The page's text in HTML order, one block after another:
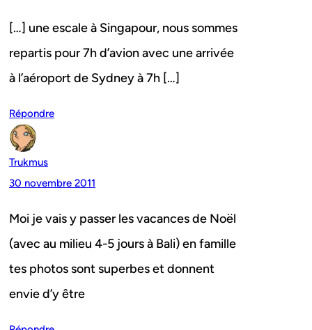
[…] une escale à Singapour, nous sommes
repartis pour 7h d’avion avec une arrivée
à l’aéroport de Sydney à 7h […]
Répondre
Trukmus
30 novembre 2011
Moi je vais y passer les vacances de Noël
(avec au milieu 4-5 jours à Bali) en famille
tes photos sont superbes et donnent
envie d’y être